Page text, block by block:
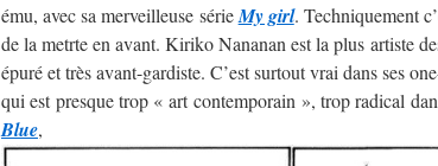
ému, avec sa merveilleuse sérieMy girl. Techniquement
de la metrte en avant. Kiriko Nananan est la plus artiste
épuré et très avant-gardiste. C’est surtout vrai dans ses
qui est presque trop « art contemporain », trop radical
Blue,